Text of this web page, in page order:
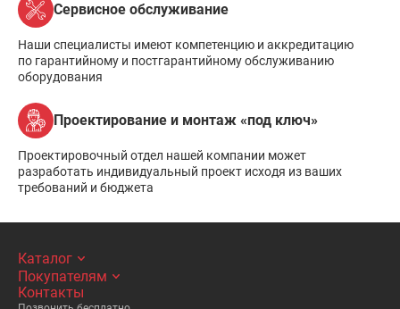
Сервисное обслуживание
Наши специалисты имеют компетенцию и аккредитацию
по гарантийному и постгарантийному обслуживанию
оборудования
Проектирование и монтаж «под ключ»
Проектировочный отдел нашей компании может
разработать индивидуальный проект исходя из ваших
требований и бюджета
Каталог
Покупателям
Контакты